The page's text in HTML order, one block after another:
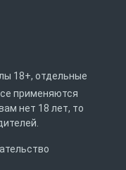
18+, отдельные
применяются
нет 18 лет, то